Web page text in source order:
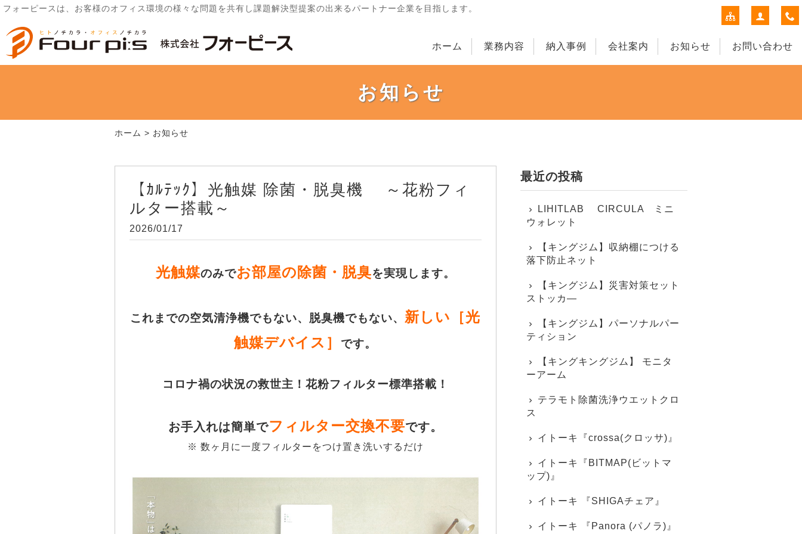
フォーピースは、お客様のオフィス環境の様々な問題を共有し課題解決型提案の出来るパートナー企業を目指します。
ホーム 業務内容 納入事例 会社案内 お知らせ お問い合わせ
お知らせ
ホーム > お知らせ
【ｶﾙﾃｯｸ】光触媒 除菌・脱臭機 ～花粉フィ
ルター搭載～
2026/01/17
光触媒のみでお部屋の除菌・脱臭を実現します。
これまでの空気清浄機でもない、脱臭機でもない、 新しい［光
触媒デバイス］
です。
コロナ禍の状況の救世主！花粉フィルター標準搭載！
お手入れは簡単でフィルター交換不要です。
※ 数ヶ月に一度フィルターをつけ置き洗いするだけ
最近の投稿
LIHITLAB CIRCULA ミニ
ウォレット
【キングジム】収納棚につける
落下防止ネット
【キングジム】災害対策セット
ストッカ―
【キングジム】パーソナルパー
ティション
【キングキングジム】 モニタ
ーアーム
テラモト除菌洗浄ウエットクロ
ス
イトーキ『crossa(クロッサ)』
イトーキ『BITMAP(ビットマ
ップ)』
イトーキ 『SHIGAチェア』
イトーキ 『Panora (パノラ)』